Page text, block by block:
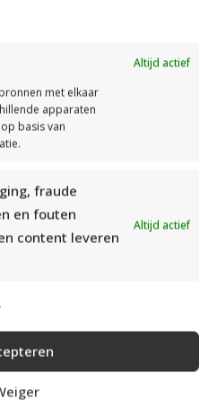
Altijd actief
met elkaar
apparaten
basis van
fraude
en fouten
content leveren
Altijd actief
kan je een damesvest
nodig. Geschikt voor